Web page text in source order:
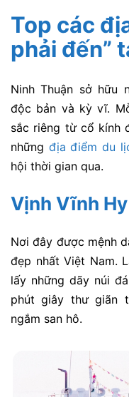
Top các
phải đến”
Ninh Thuận sở hữu
độc bản và kỳ vĩ.
sắc riêng từ cổ kính
những địa điểm du
hội thời gian qua.
Vịnh Vĩnh Hy
Nơi đây được mệnh
đẹp nhất Việt Nam.
lấy những dãy núi
phút giây thư giãn
ngắm san hô.